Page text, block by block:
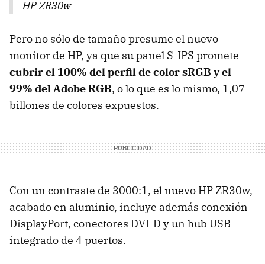
HP ZR30w
Pero no sólo de tamaño presume el nuevo
monitor de HP, ya que su panel S-IPS promete
cubrir el 100% del perfil de color sRGB y el
99% del Adobe RGB, o lo que es lo mismo, 1,07
billones de colores expuestos.
Con un contraste de 3000:1, el nuevo HP ZR30w,
acabado en aluminio, incluye además conexión
DisplayPort, conectores DVI-D y un hub USB
integrado de 4 puertos.